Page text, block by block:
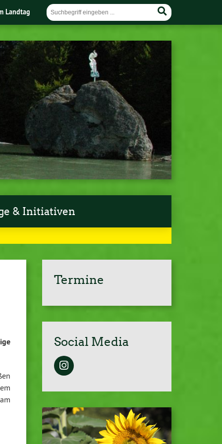
Landtag
& Initiativen
Termine
Social Media